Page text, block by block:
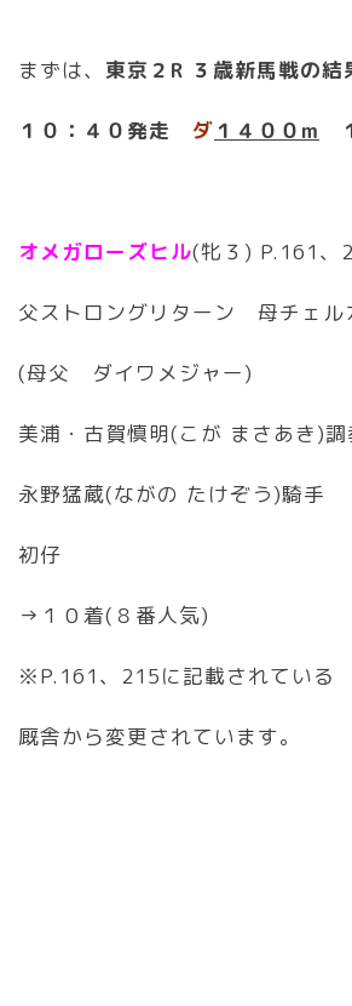
まずは、 東京２R ３歳新馬戦の結
１０：４０発走 ダ １４００m
オメガローズヒル(牝３) P.161、
父ストロングリターン 母チェル
(母父 ダイワメジャー)
美浦・古賀慎明(こが まさあき)調
永野猛蔵(ながの たけぞう)騎手
初仔
→１０着(８番人気)
※P.161、215に記載されている
厩舎から変更されています。